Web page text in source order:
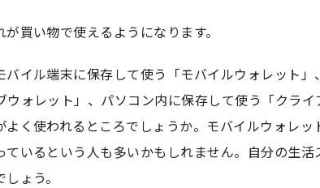
買い物で使えるようになります。
イル端末に保存して使う「モバイルウォレット」、
ォレット」、パソコン内に保存して使う「クライ
く使われるところでしょうか。モバイルウォレッ
いるという人も多いかもしれません。自分の生活
ょう。